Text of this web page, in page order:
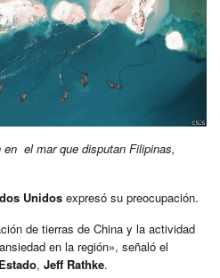
el mar que disputan Filipinas,
Unidos expresó su preocupación.
de tierras de China y la actividad
en la región», señaló el
, Jeff Rathke.